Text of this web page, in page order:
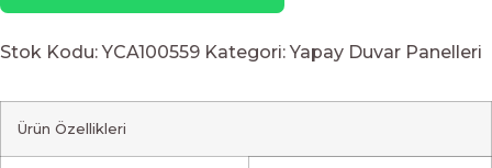
Stok Kodu:YCA100559 Kategori: Yapay Duvar Panelleri
Ürün Özellikleri